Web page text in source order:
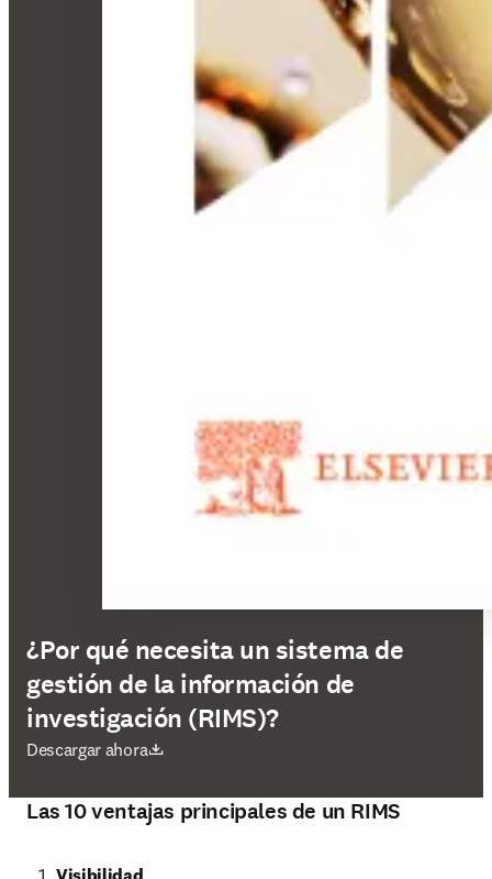
¿Por qué necesita un sistema de
gestión de la información de
investigación (RIMS)?
Descargar ahora
se abre en una nueva pestaña/ventana
Las 10 ventajas principales de un RIMS
Visibilidad